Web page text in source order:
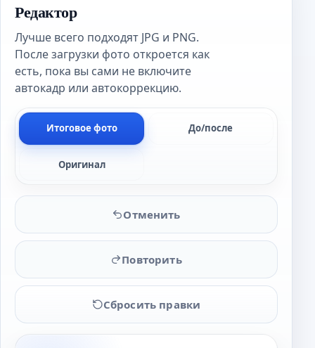
Редактор
Лучше всего подходят JPG и PNG.
После загрузки фото откроется как
есть, пока вы сами не включите
автокадр или автокоррекцию.
Итоговое фото До/после
Оригинал
Отменить
Повторить
Сбросить правки